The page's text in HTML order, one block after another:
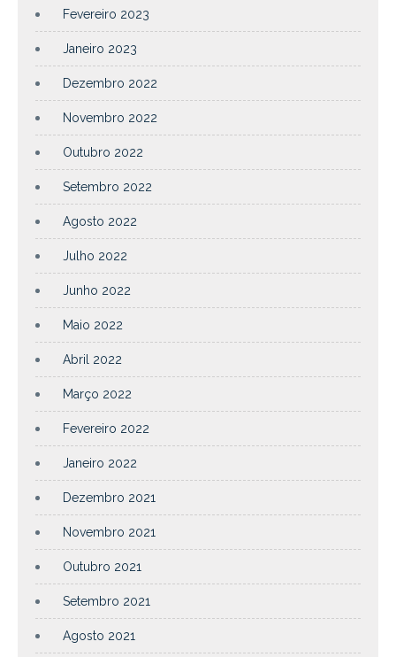
Fevereiro 2023
Janeiro 2023
Dezembro 2022
Novembro 2022
Outubro 2022
Setembro 2022
Agosto 2022
Julho 2022
Junho 2022
Maio 2022
Abril 2022
Março 2022
Fevereiro 2022
Janeiro 2022
Dezembro 2021
Novembro 2021
Outubro 2021
Setembro 2021
Agosto 2021